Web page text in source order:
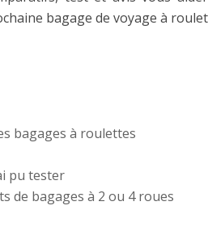
bagage de voyage à
bagages à roulettes
pu tester
de bagages à 2 ou 4 roues